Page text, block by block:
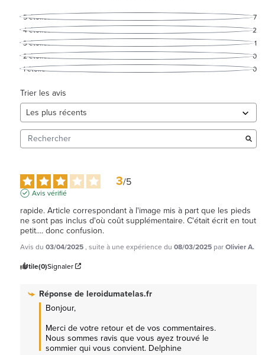
5étoiles
7
4étoiles
2
3étoiles
1
2étoiles
0
1étoile 0
Trier les avis
3/5
Avis vérifié
rapide. Article correspondant à l'image mis à part que les pieds
ne sont pas inclus d'où coût supplémentaire. C'était écrit en tout
petit.... donc confusion.
Avis du 03/04/2025, suite à une expérience du 08/03/2025 parOlivier A.
Utile(0)Signaler
Réponse deleroidumatelas.fr
Bonjour,
Merci de votre retour et de vos commentaires.
Nous sommes ravis que vous ayez trouvé le
sommier qui vous convient. Delphine